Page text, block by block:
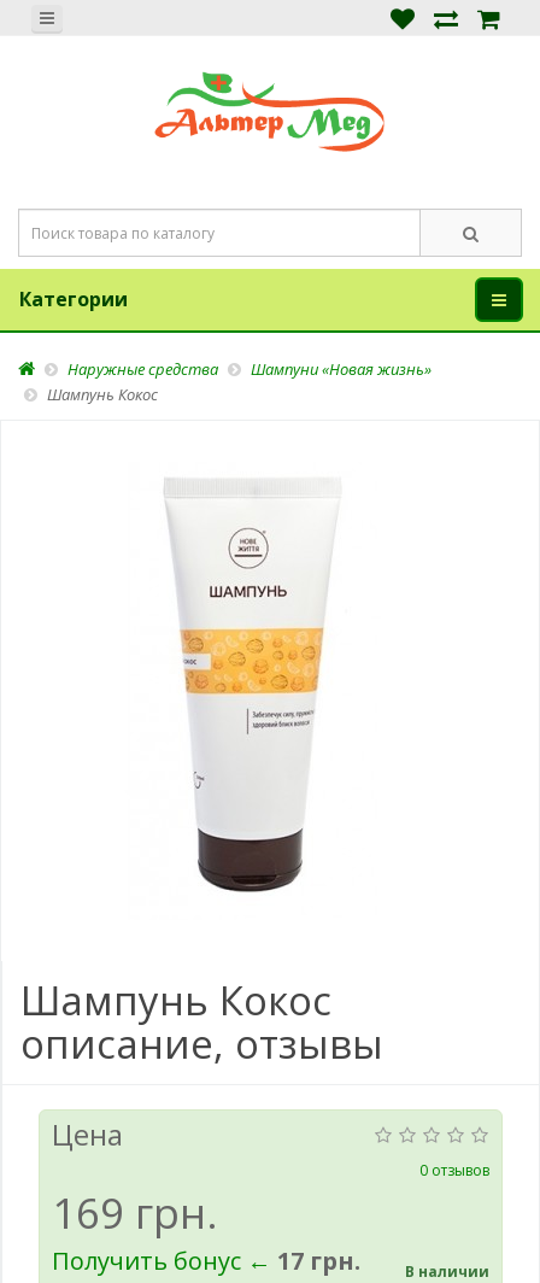
Категории
Наружные средства
Шампуни «Новая жизнь»
Шампунь Кокос
Шампунь Кокос
описание, отзывы
0 отзывов
Цена
169 грн.
Получить бонус ← 17 грн. В наличии